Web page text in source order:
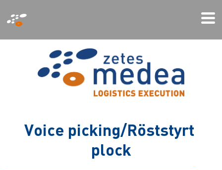
till
huvudinnehåll
Voice picking/Röststyrt
plock